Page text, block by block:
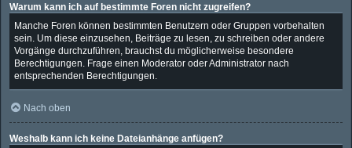
Warum kann ich auf bestimmte Foren nicht zugreifen?
Manche Foren können bestimmten Benutzern oder Gruppen vorbehalten
sein. Um diese einzusehen, Beiträge zu lesen, zu schreiben oder andere
Vorgänge durchzuführen, brauchst du möglicherweise besondere
Berechtigungen. Frage einen Moderator oder Administrator nach
entsprechenden Berechtigungen.
Nach oben
Weshalb kann ich keine Dateianhänge anfügen?